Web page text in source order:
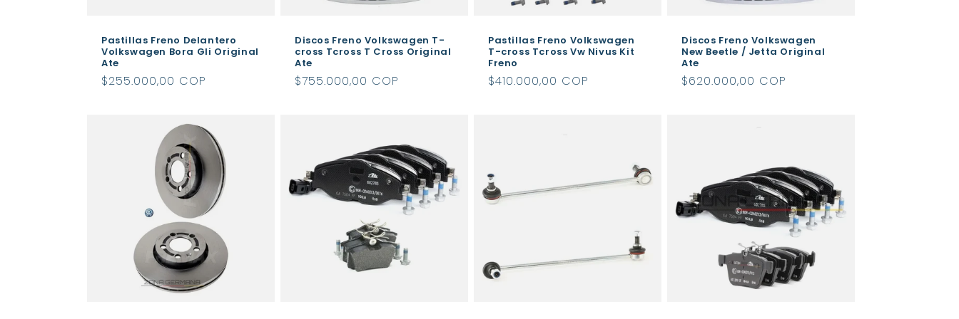
Pastillas Freno Delantero
Volkswagen Bora Gli Original
Ate
Precio
$255.000,00 COP
Discos Freno Volkswagen T-
cross Tcross T Cross Original
Ate
Precio
$755.000,00 COP
Pastillas Freno Volkswagen
T-cross Tcross Vw Nivus Kit
Freno
Precio
$410.000,00 COP
Discos Freno Volkswagen
New Beetle / Jetta Original
Ate
Precio
$620.000,00 COP